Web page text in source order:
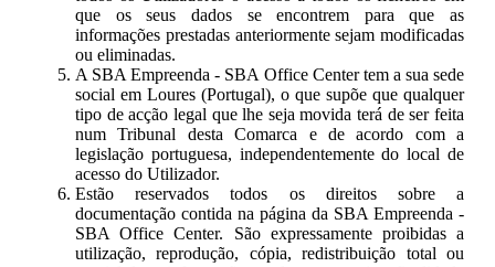
que os seus dados se encontrem para que as
informações prestadas anteriormente sejam modificadas
ou eliminadas.
A SBA Empreenda - SBA Office Center tem a sua sede
social em Loures (Portugal), o que supõe que qualquer
tipo de acção legal que lhe seja movida terá de ser feita
num Tribunal desta Comarca e de acordo com a
legislação portuguesa, independentemente do local de
acesso do Utilizador.
Estão reservados todos os direitos sobre a
documentação contida na página da SBA Empreenda -
SBA Office Center. São expressamente proibidas a
utilização, reprodução, cópia, redistribuição total ou